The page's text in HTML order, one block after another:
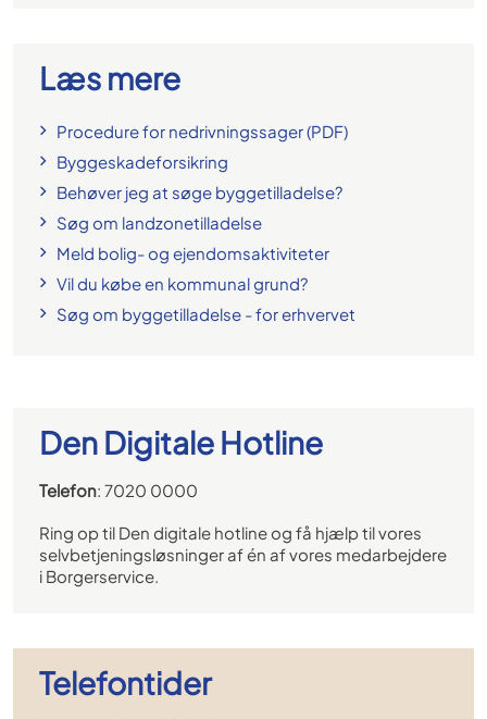
Læs mere
Procedure for nedrivningssager (PDF)
Byggeskadeforsikring
Behøver jeg at søge byggetilladelse?
Søg om landzonetilladelse
Meld bolig- og ejendomsaktiviteter
Vil du købe en kommunal grund?
Søg om byggetilladelse - for erhvervet
Den Digitale Hotline
Telefon: 7020 0000
Ring op til Den digitale hotline og få hjælp til vores
selvbetjeningsløsninger af én af vores medarbejdere
i Borgerservice.
Telefontider